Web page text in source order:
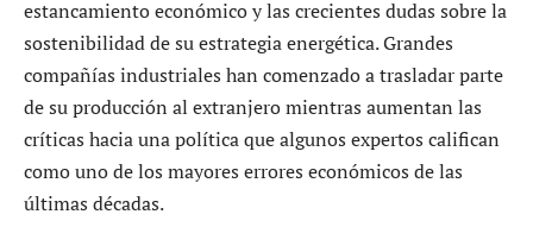
estancamiento económico y las crecientes dudas sobre la
sostenibilidad de su estrategia energética. Grandes
compañías industriales han comenzado a trasladar parte
de su producción al extranjero mientras aumentan las
críticas hacia una política que algunos expertos califican
como uno de los mayores errores económicos de las
últimas décadas.